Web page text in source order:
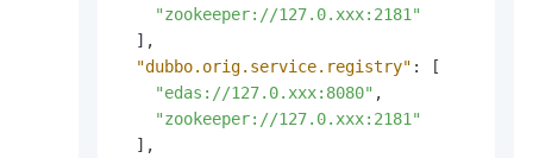
"zookeeper://127.0.xxx:2181"
] ,
"dubbo.orig.service.registry" :
[
"edas://127.0.xxx:8080" ,
"zookeeper://127.0.xxx:2181"
] ,